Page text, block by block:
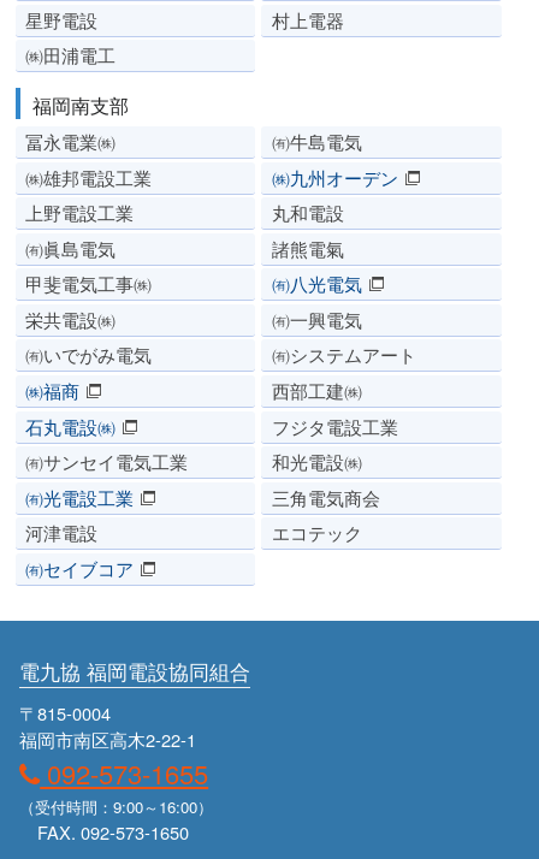
星野電設
村上電器
㈱田浦電工
福岡南支部
冨永電業㈱
㈲牛島電気
㈱雄邦電設工業
㈱九州オーデン
上野電設工業
丸和電設
㈲眞島電気
諸熊電氣
甲斐電気工事㈱
㈲八光電気
栄共電設㈱
㈲一興電気
㈲いでがみ電気
㈲システムアート
㈱福商
西部工建㈱
石丸電設㈱
フジタ電設工業
㈲サンセイ電気工業
和光電設㈱
㈲光電設工業
三角電気商会
河津電設
エコテック
㈲セイブコア
電九協 福岡電設協同組合
〒815-0004
福岡市南区高木2-22-1
092-573-1655
（受付時間：9:00～16:00）
FAX. 092-573-1650